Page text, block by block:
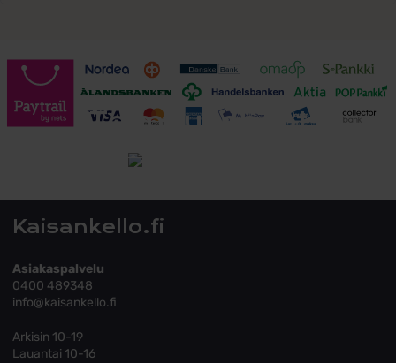
Toimitusehdot
Kaisankello.fi
Asiakaspalvelu
0400 489348
info@kaisankello.fi
Arkisin 10-19
Lauantai 10-16